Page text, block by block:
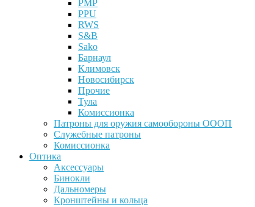
PMP
PPU
RWS
S&B
Sako
Барнаул
Климовск
Новосибирск
Прочие
Тула
Комиссионка
Патроны для оружия самообороны ОООП
Служебные патроны
Комиссионка
Оптика
Аксессуары
Бинокли
Дальномеры
Кронштейны и кольца